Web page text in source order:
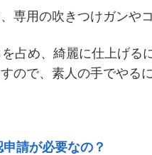
専用の吹きつけガンや
占め、綺麗に仕上げ
ので、素人の手でやる
請が必要なの？